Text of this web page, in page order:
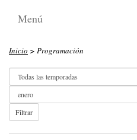
Menú
O
R
Q
U
E
S
Inicio > Programación
Filtrar